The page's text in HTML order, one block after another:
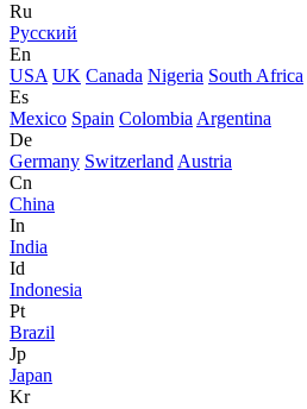
Ru
Русский
En
USA UK Canada Nigeria South Africa
Es
Mexico Spain Colombia Argentina
De
Germany Switzerland Austria
Cn
China
In
India
Id
Indonesia
Pt
Brazil
Jp
Japan
Kr